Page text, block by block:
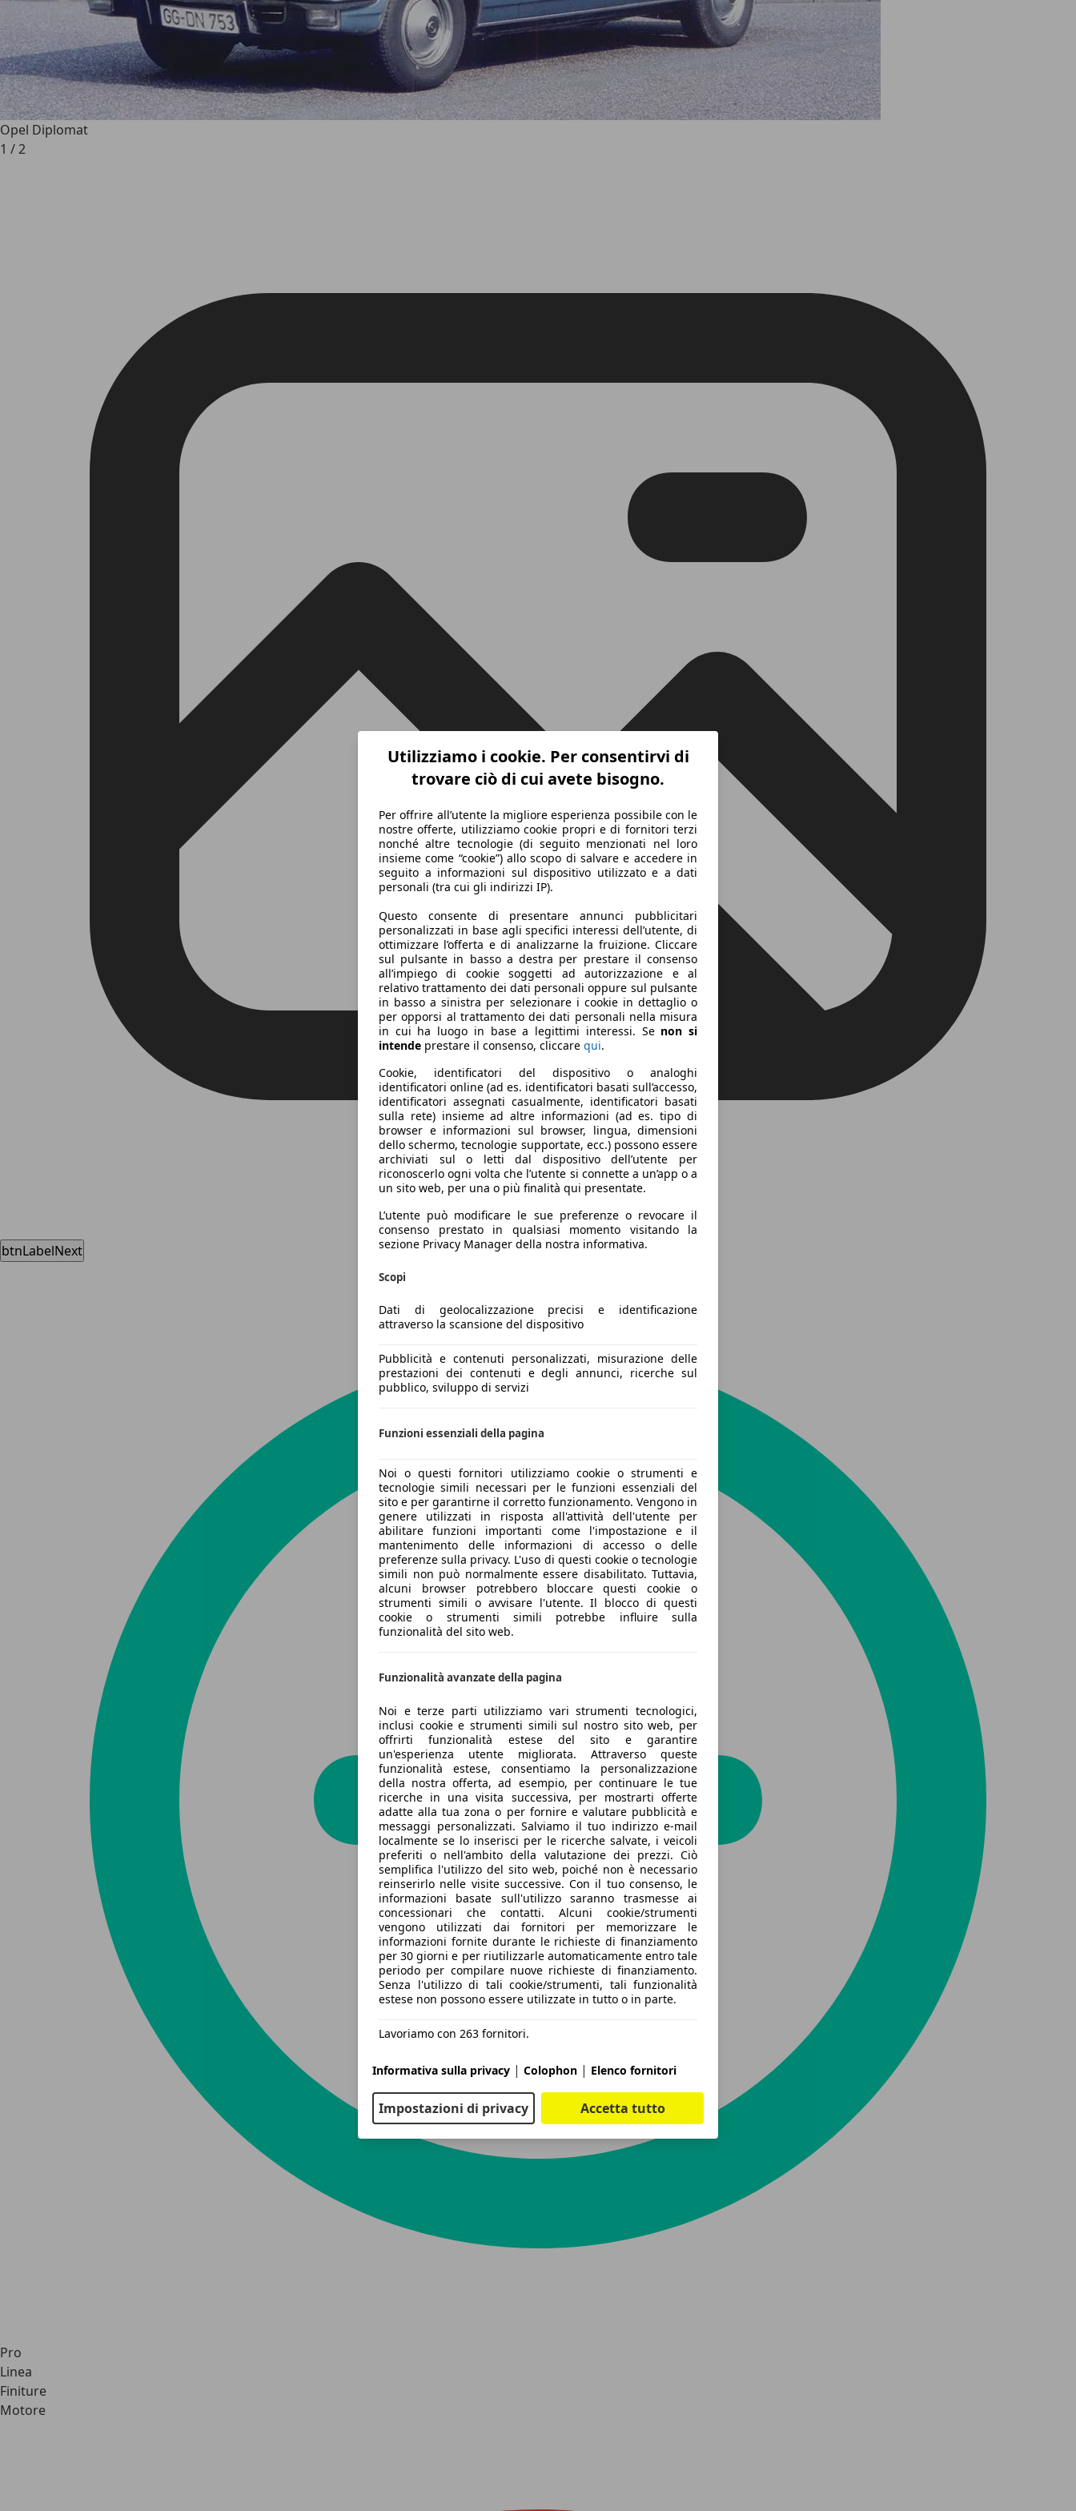
Opel Diplomat
1 /2
btnLabelNext
Pro
Linea
Finiture
Motore
Utilizziamo i cookie. Per consentirvi di
trovare ciò di cui avete bisogno.
Per offrire all’utente la migliore esperienza possibile con le
nostre offerte, utilizziamo cookie propri e di fornitori terzi
nonché altre tecnologie (di seguito menzionati nel loro
insieme come “cookie”) allo scopo di salvare e accedere in
seguito a informazioni sul dispositivo utilizzato e a dati
personali (tra cui gli indirizzi IP).
Questo consente di presentare annunci pubblicitari
personalizzati in base agli specifici interessi dell’utente, di
ottimizzare l’offerta e di analizzarne la fruizione. Cliccare
sul pulsante in basso a destra per prestare il consenso
all’impiego di cookie soggetti ad autorizzazione e al
relativo trattamento dei dati personali oppure sul pulsante
in basso a sinistra per selezionare i cookie in dettaglio o
per opporsi al trattamento dei dati personali nella misura
in cui ha luogo in base a legittimi interessi. Se non si
intende prestare il consenso, cliccare qui.
Cookie, identificatori del dispositivo o analoghi
identificatori online (ad es. identificatori basati sull’accesso,
identificatori assegnati casualmente, identificatori basati
sulla rete) insieme ad altre informazioni (ad es. tipo di
browser e informazioni sul browser, lingua, dimensioni
dello schermo, tecnologie supportate, ecc.) possono essere
archiviati sul o letti dal dispositivo dell’utente per
riconoscerlo ogni volta che l’utente si connette a un’app o a
un sito web, per una o più finalità qui presentate.
L’utente può modificare le sue preferenze o revocare il
consenso prestato in qualsiasi momento visitando la
sezione Privacy Manager della nostra informativa.
Scopi
Dati di geolocalizzazione precisi e identificazione
attraverso la scansione del dispositivo
Pubblicità e contenuti personalizzati, misurazione delle
prestazioni dei contenuti e degli annunci, ricerche sul
pubblico, sviluppo di servizi
Funzioni essenziali della pagina
Noi o questi fornitori utilizziamo cookie o strumenti e
tecnologie simili necessari per le funzioni essenziali del
sito e per garantirne il corretto funzionamento. Vengono in
genere utilizzati in risposta all'attività dell'utente per
abilitare funzioni importanti come l'impostazione e il
mantenimento delle informazioni di accesso o delle
preferenze sulla privacy. L'uso di questi cookie o tecnologie
simili non può normalmente essere disabilitato. Tuttavia,
alcuni browser potrebbero bloccare questi cookie o
strumenti simili o avvisare l'utente. Il blocco di questi
cookie o strumenti simili potrebbe influire sulla
funzionalità del sito web.
Funzionalità avanzate della pagina
Noi e terze parti utilizziamo vari strumenti tecnologici,
inclusi cookie e strumenti simili sul nostro sito web, per
offrirti funzionalità estese del sito e garantire
un'esperienza utente migliorata. Attraverso queste
funzionalità estese, consentiamo la personalizzazione
della nostra offerta, ad esempio, per continuare le tue
ricerche in una visita successiva, per mostrarti offerte
adatte alla tua zona o per fornire e valutare pubblicità e
messaggi personalizzati. Salviamo il tuo indirizzo e-mail
localmente se lo inserisci per le ricerche salvate, i veicoli
preferiti o nell'ambito della valutazione dei prezzi. Ciò
semplifica l'utilizzo del sito web, poiché non è necessario
reinserirlo nelle visite successive. Con il tuo consenso, le
informazioni basate sull'utilizzo saranno trasmesse ai
concessionari che contatti. Alcuni cookie/strumenti
vengono utilizzati dai fornitori per memorizzare le
informazioni fornite durante le richieste di finanziamento
per 30 giorni e per riutilizzarle automaticamente entro tale
periodo per compilare nuove richieste di finanziamento.
Senza l'utilizzo di tali cookie/strumenti, tali funzionalità
estese non possono essere utilizzate in tutto o in parte.
Lavoriamo con 263 fornitori.
Informativa sulla privacy | Colophon | Elenco fornitori
Impostazioni di privacy Accetta tutto